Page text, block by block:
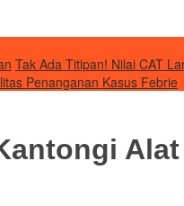
Tak Ada Titipan! Nilai CAT
Penanganan Kasus Febrie